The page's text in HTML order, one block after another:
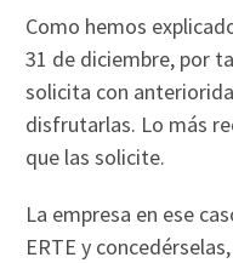
Como hemos
31 de diciembre, por
solicita con
disfrutarlas. Lo más
que las solicite.
La empresa en ese
ERTE y